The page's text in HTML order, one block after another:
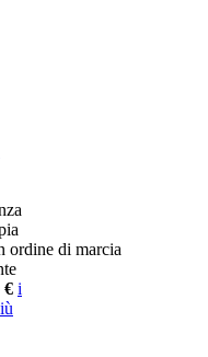
ordine di marcia
€ i